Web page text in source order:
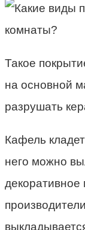
Такое
на основной
разрушать
Кафель
него можно